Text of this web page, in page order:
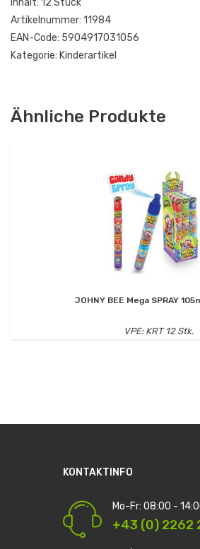
Inhalt: 12 Stück
Artikelnummer: 11984
EAN-Code: 5904917031056
Kategorie: Kinderartikel
Ähnliche Produkte
JOHNY BEE Mega SPRAY
VPE: KRT 12 Stk.
KONTAKTINFO
Mo-Fr: 08:00 -
+43 (0) 2262